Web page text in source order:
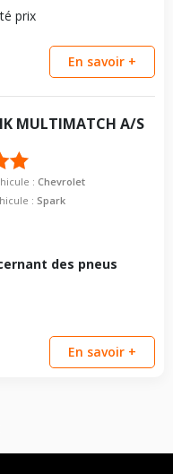
prix
En savoir +
MULTIMATCH A/S
: Chevrolet
: Spark
des pneus
En savoir +